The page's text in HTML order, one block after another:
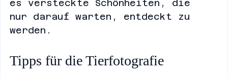
Fotomotiven zu suchen. Oft gibt
es versteckte Schönheiten, die
nur darauf warten, entdeckt zu